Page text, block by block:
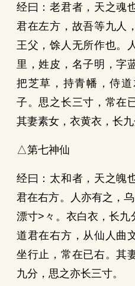
经曰：老君者，天之魂
君在左方，故吾等九人
王父，馀人无所作也。
里，姓皮，名子明，字
把芝草，持青幡，侍
子。思之长三寸，常在
其妻素女，衣黄衣，长九
△第七神仙
经曰：太和者，天之魄
君在右方。人亦有之，
漂寸>々。衣白衣，长
道君在右方，从仙人曲
坐行止，常在已右。其
九分，思之亦长三寸。